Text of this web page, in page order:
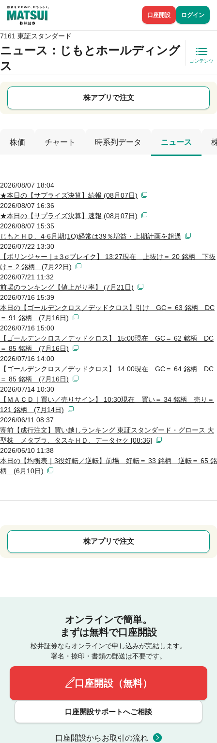
口座開設 ログイン
7161 東証スタンダード
ニュース ：じもとホールディング
ス
コンテンツ
株アプリで注文
株価 チャート 時系列データ ニュース
2026/08/07 18:04
★本日の【サプライズ決算】続報 (08月07日)
2026/08/07 16:36
★本日の【サプライズ決算】速報 (08月07日)
2026/08/07 15:35
じもとＨＤ、4-6月期(1Q)経常は39％増益・上期計画を超過
2026/07/22 13:30
【ボリンジャー｜±３σブレイク】 13:27現在 上抜け＝ 20 銘柄 下抜
け＝ 2 銘柄 (7月22日)
2026/07/21 11:32
前場のランキング【値上がり率】 (7月21日)
2026/07/16 15:39
本日の【ゴールデンクロス／デッドクロス】引け GC＝ 63 銘柄 DC
＝ 91 銘柄 (7月16日)
2026/07/16 15:00
【ゴールデンクロス／デッドクロス】 15:00現在 GC＝ 62 銘柄 DC
＝ 85 銘柄 (7月16日)
2026/07/16 14:00
【ゴールデンクロス／デッドクロス】 14:00現在 GC＝ 64 銘柄 DC
＝ 85 銘柄 (7月16日)
2026/07/14 10:30
【ＭＡＣＤ｜買い／売りサイン】 10:30現在 買い＝ 34 銘柄 売り＝
121 銘柄 (7月14日)
2026/06/11 08:37
寄前【成行注文】買い越しランキング 東証スタンダード・グロース 大
型株 メタプラ、タスキＨＤ、データセク [08:36]
2026/06/10 11:38
本日の【均衡表｜3役好転／逆転】前場 好転＝ 33 銘柄 逆転＝ 65 銘
柄 (6月10日)
株アプリで注文
オンラインで簡単。
まずは無料で口座開設
松井証券ならオンラインで申し込みが完結します。
署名・捺印・書類の郵送は不要です。
口座開設（無料）
口座開設サポートへご相談
口座開設からお取引の流れ